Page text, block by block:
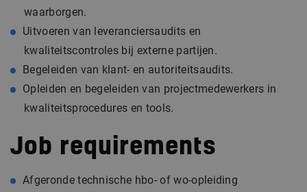
waarborgen.
Uitvoeren van leveranciersaudits en
kwaliteitscontroles bij externe partijen.
Begeleiden van klant- en autoriteitsaudits.
Opleiden en begeleiden van projectmedewerkers in
kwaliteitsprocedures en tools.
Job requirements
Afgeronde technische hbo- of wo-opleiding